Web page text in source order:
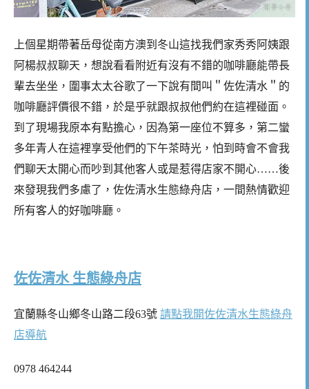
上個星期帶著岳母從南方澳到冬山這找我們家秀秀阿姨跟
阿楊叔叔聊天，想說看看附近有沒有不錯的咖啡廳能帶長
輩去坐坐，圍事太太谷歌了一下說有間叫＂佐佐清水＂的
咖啡廳評價很不錯，於是乎就跟叔叔他們約在這裡碰面。
到了現場我原本有點擔心，因為第一座位不算多，第二蠻
多年青人在這裡享受他們的下午茶時光，怕到時會不會我
們聊天太開心而吵到其他客人或是惹得店家不開心……後
來發現我們多慮了，佐佐清水生態綠舟店，一間熱情歡迎
所有客人的好咖啡廳。
佐佐清水 生態綠舟店
宜蘭縣冬山鄉冬山路二段63號 請點我開佐佐清水生態綠舟
店導航
0978 464244